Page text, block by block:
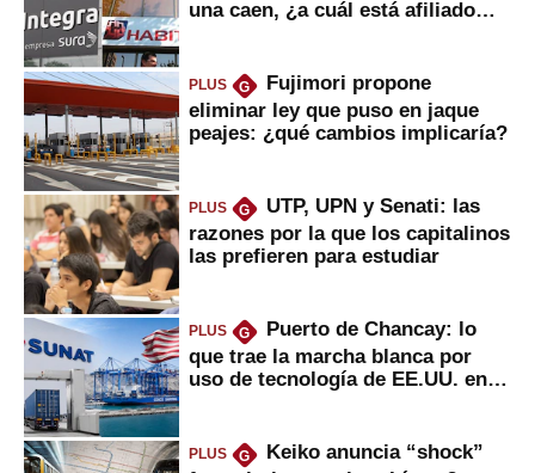
una caen, ¿a cuál está afiliado
PLUS G
Fujimori propone
eliminar ley que puso en jaque
peajes: ¿qué cambios implicaría?
PLUS G
UTP, UPN y Senati: las
razones por la que los capitalinos
las prefieren para estudiar
PLUS G
Puerto de Chancay: lo
que trae la marcha blanca por
uso de tecnología de EE.UU. en
PLUS G
Keiko anuncia “shock”